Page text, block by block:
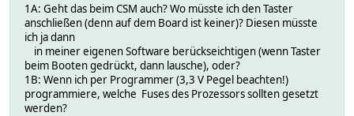
1A: Geht das beim CSM auch? Wo müsste ich den Taster
anschließen (denn auf dem Board ist keiner)? Diesen müsste
ich ja dann
in meiner eigenen Software berückseichtigen (wenn Taster
beim Booten gedrückt, dann lausche), oder?
1B: Wenn ich per Programmer (3,3 V Pegel beachten!)
programmiere, welche Fuses des Prozessors sollten gesetzt
werden?